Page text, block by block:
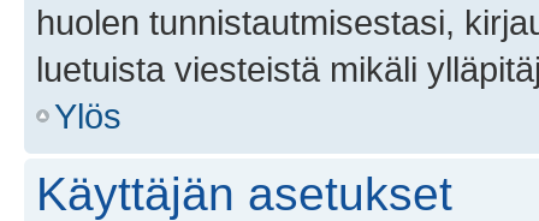
huolen tunnistautmisestasi,
luetuista viesteistä mikäli
Ylös
Käyttäjän asetukset